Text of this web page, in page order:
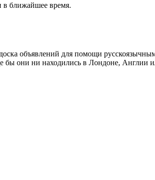
в ближайшее время.
объявлений для помощи
бы они ни находились в Лондоне, Англии